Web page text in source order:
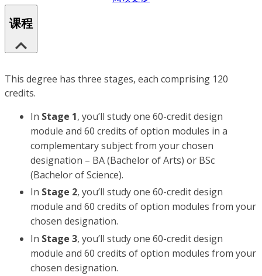
课程
This degree has three stages, each comprising 120
credits.
In Stage 1, you’ll study one 60-credit design
module and 60 credits of option modules in a
complementary subject from your chosen
designation – BA (Bachelor of Arts) or BSc
(Bachelor of Science).
In Stage 2, you’ll study one 60-credit design
module and 60 credits of option modules from your
chosen designation.
In Stage 3, you’ll study one 60-credit design
module and 60 credits of option modules from your
chosen designation.